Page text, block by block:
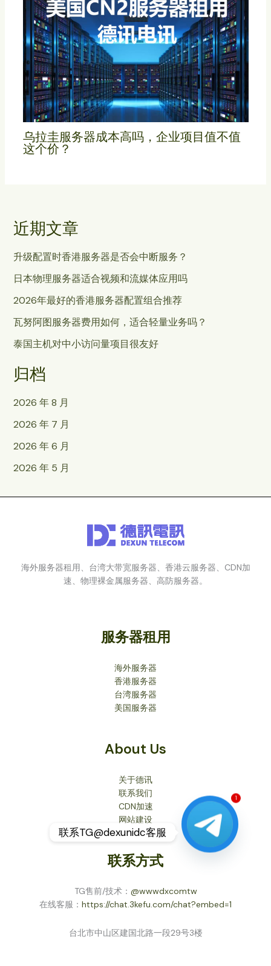
乌拉圭服务器成本高吗，企业项目值不值
这个价？
近期文章
升级配置时香港服务器是否会中断服务？
日本物理服务器适合视频和流媒体应用吗
2026年最好的香港服务器配置组合推荐
瓦努阿图服务器费用如何，适合轻量业务吗？
泰国主机对中小访问量项目很友好
归档
2026 年 8 月
2026 年 7 月
2026 年 6 月
2026 年 5 月
海外服务器租用、台湾大带宽服务器、香港云服务器、CDN加
速、物理裸金属服务器、高防服务器。
服务器租用
海外服务器
香港服务器
台湾服务器
美国服务器
About Us
关于德讯
联系我们
CDN加速
网站建设
联系方式
TG售前/技术： @wwwdxcomtw
在线客服： https://chat.3kefu.com/chat?embed=1
台北市中山区建国北路一段29号3楼
1
联系TG@dexunidc客服